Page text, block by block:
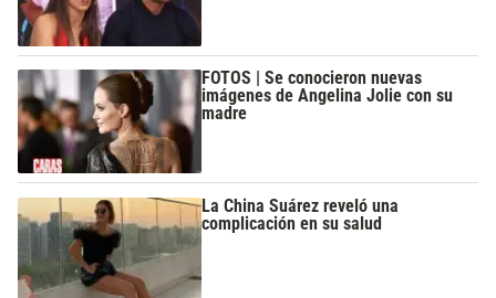
FOTOS | Se conocieron nuevas
imágenes de Angelina Jolie con su
madre
La China Suárez reveló una
complicación en su salud